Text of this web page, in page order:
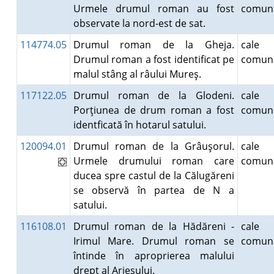
Urmele drumul roman au fost
observate la nord-est de sat.
114774.05 Drumul roman de la Gheja.
Drumul roman a fost identificat pe
malul stâng al râului Mureş.
117122.05 Drumul roman de la Glodeni.
Porţiunea de drum roman a fost
identficată în hotarul satului.
120094.01
Drumul roman de la Grâuşorul.
Urmele drumului roman care
ducea spre castul de la Călugăreni
se observă în partea de N a
satului.
116108.01
Drumul roman de la Hădăreni -
Irimul Mare. Drumul roman se
întinde în aproprierea malului
drept al Arieşului.